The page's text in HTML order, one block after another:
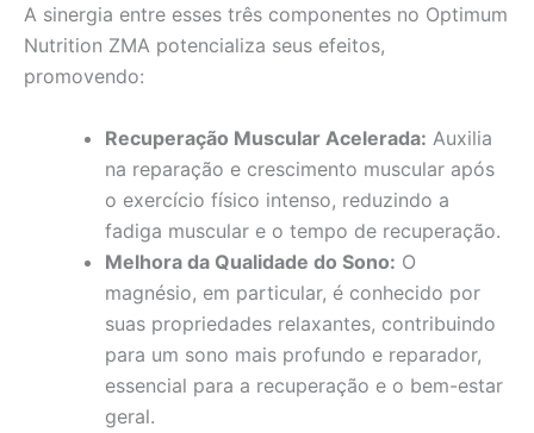
A sinergia entre esses três componentes no Optimum
Nutrition ZMA potencializa seus efeitos,
promovendo:
Recuperação Muscular Acelerada: Auxilia
na reparação e crescimento muscular após
o exercício físico intenso, reduzindo a
fadiga muscular e o tempo de recuperação.
Melhora da Qualidade do Sono: O
magnésio, em particular, é conhecido por
suas propriedades relaxantes, contribuindo
para um sono mais profundo e reparador,
essencial para a recuperação e o bem-estar
geral.